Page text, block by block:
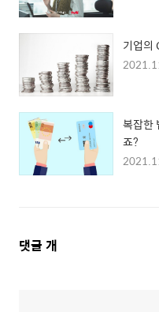
기업의
복잡한
죠?
댓
댓글 개